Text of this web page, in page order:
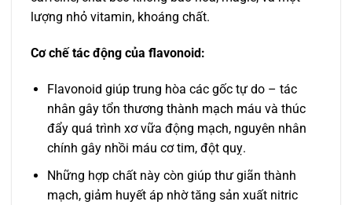
lượng nhỏ vitamin, khoáng chất.
Cơ chế tác động của flavonoid:
Flavonoid giúp trung hòa các gốc tự do – tác
nhân gây tổn thương thành mạch máu và thúc
đẩy quá trình xơ vữa động mạch, nguyên nhân
chính gây nhồi máu cơ tim, đột quỵ.
Những hợp chất này còn giúp thư giãn thành
mạch, giảm huyết áp nhờ tăng sản xuất nitric